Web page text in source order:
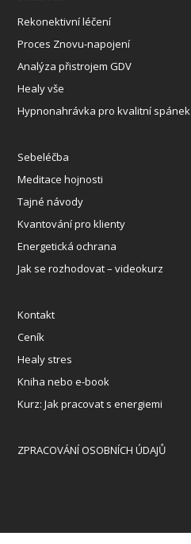
Rekonektivní léčení
Proces Znovu-napojení
Analýza přistrojem GDV
Healy vše
Hypnonahrávka pro kvalitní spánek
Sebeléčba
Meditace hojnosti
Tajné návody
Kvantování pro klienty
Energetická ochrana
Jak se rozhodovat – videokurz
Kontakt
Ceník
Healy stres
Kniha nebo e-book
Kurz: Jak pracovat s energiemi
ZPRACOVÁNÍ OSOBNÍCH ÚDAJŮ